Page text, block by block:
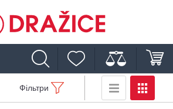
Фільтри